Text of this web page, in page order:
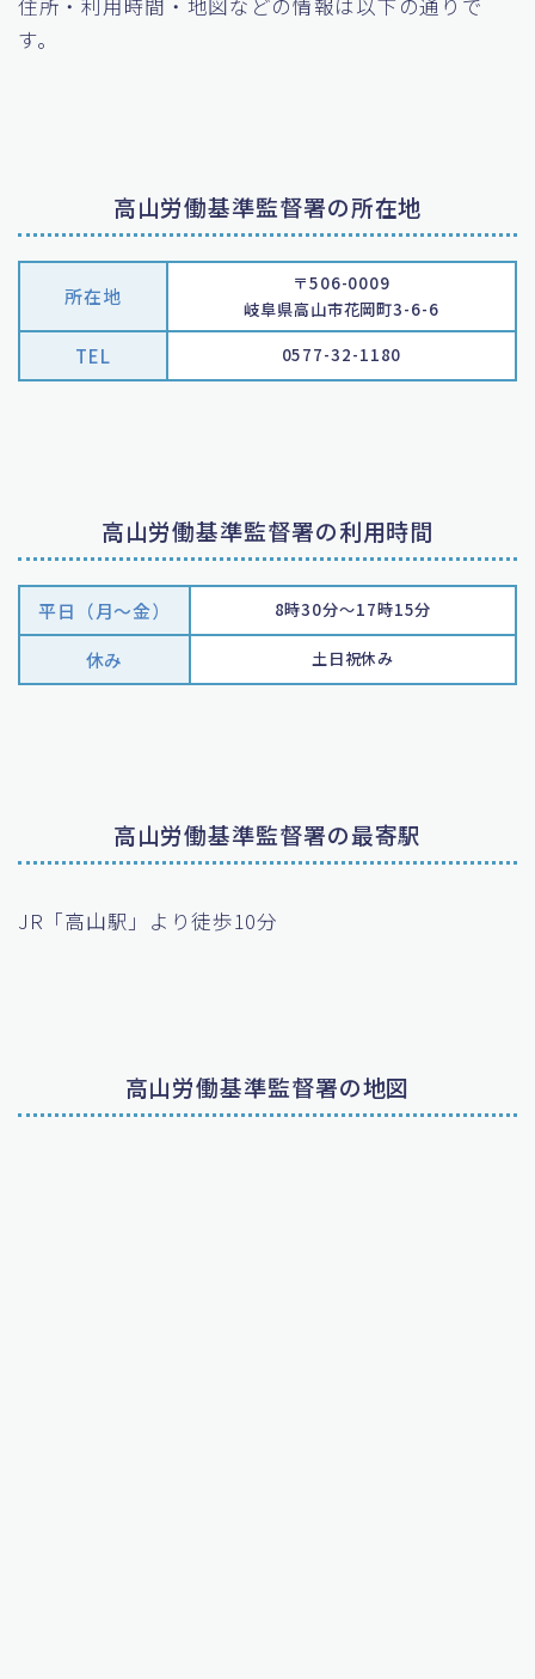
住所・利用時間・地図などの情報は以下の通りで
す。
高山労働基準監督署の所在地
所在地
〒506-0009
岐阜県高山市花岡町3-6-6
TEL 0577-32-1180
高山労働基準監督署の利用時間
平日（月〜金） 8時30分～17時15分
休み 土日祝休み
高山労働基準監督署の最寄駅
JR「高山駅」より徒歩10分
高山労働基準監督署の地図